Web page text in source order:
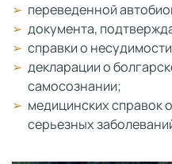
переведенной
документа,
справки о
декларации о
самосознании;
медицинских справок
серьезных